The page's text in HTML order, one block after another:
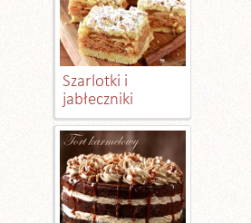
Szarlotki i
jabłeczniki